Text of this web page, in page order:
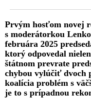
Prvým hosťom novej
s moderátorkou
februára 2025
ktorý odpovedal
štátnom prevrate
chybou vylúčiť dvoch
koalícia problém s
je to s prípadnou